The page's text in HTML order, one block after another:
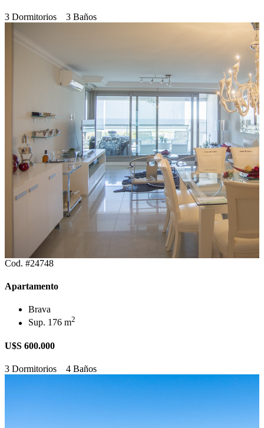
3 Dormitorios 3 Baños
Cod. #24748
Apartamento
Brava
Sup. 176 m2
U$S 600.000
3 Dormitorios 4 Baños